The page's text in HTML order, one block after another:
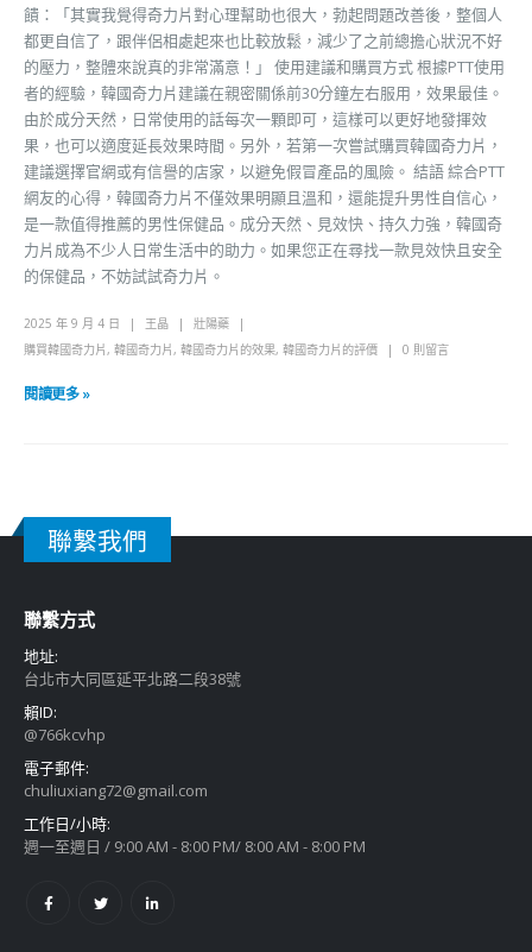
饋：「其實我覺得奇力片對心理幫助也很大，勃起問題改善後，整個人
都更自信了，跟伴侶相處起來也比較放鬆，減少了之前總擔心狀況不好
的壓力，整體來說真的非常滿意！」 使用建議和購買方式 根據PTT使用
者的經驗，韓國奇力片建議在親密關係前30分鐘左右服用，效果最佳。
由於成分天然，日常使用的話每次一顆即可，這樣可以更好地發揮效
果，也可以適度延長效果時間。另外，若第一次嘗試購買韓國奇力片，
建議選擇官網或有信譽的店家，以避免假冒產品的風險。 結語 綜合PTT
網友的心得，韓國奇力片不僅效果明顯且溫和，還能提升男性自信心，
是一款值得推薦的男性保健品。成分天然、見效快、持久力強，韓國奇
力片成為不少人日常生活中的助力。如果您正在尋找一款見效快且安全
的保健品，不妨試試奇力片。
2025 年 9 月 4 日 王晶
壯陽藥
購買韓國奇力片, 韓國奇力片, 韓國奇力片的效果, 韓國奇力片的評價 0 則留言
閱讀更多 »
聯繫我們
聯繫方式
地址:
台北市大同區延平北路二段38號
賴ID:
@766kcvhp
電子郵件:
chuliuxiang72@gmail.com
工作日/小時:
週一至週日 / 9:00 AM - 8:00 PM/ 8:00 AM - 8:00 PM